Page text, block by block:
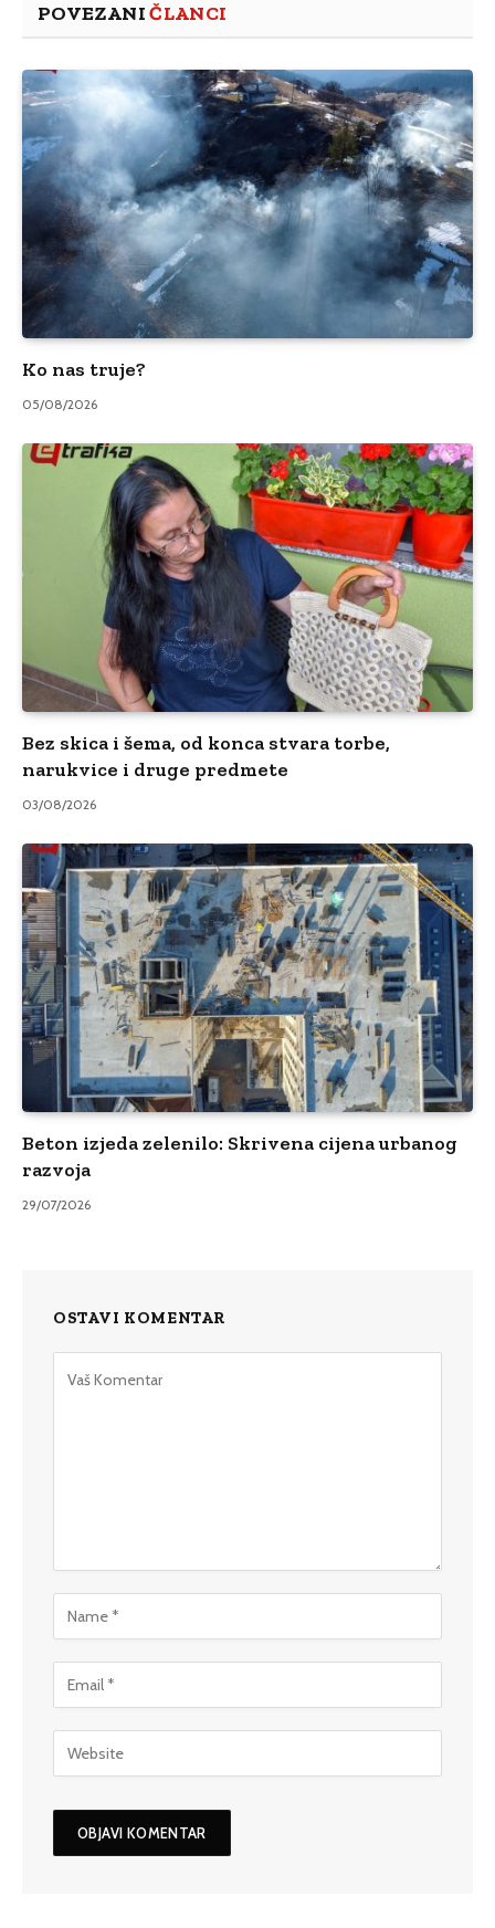
POVEZANIČLANCI
Ko nas truje?
05/08/2026
Bez skica i šema, od konca stvara torbe,
narukvice i druge predmete
03/08/2026
Beton izjeda zelenilo: Skrivena cijena urbanog
razvoja
29/07/2026
OSTAVI KOMENTAR